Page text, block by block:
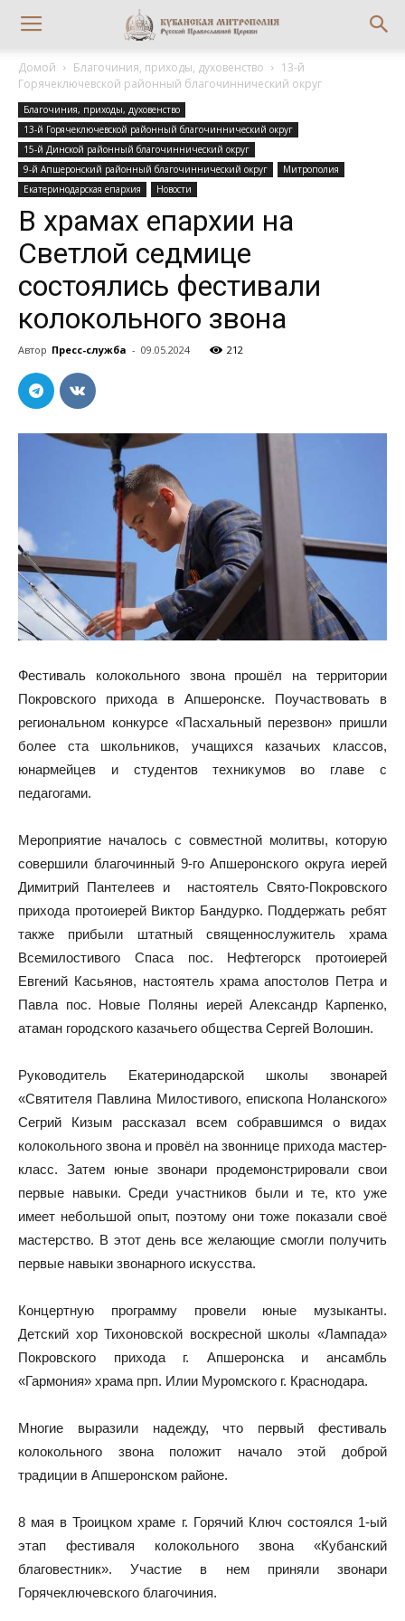
Домой Благочиния, приходы, духовенство
13-й
Горячеключевской районный благочиннический округ
Благочиния, приходы, духовенство
13-й Горячеключевской районный благочиннический округ
15-й Динской районный благочиннический округ
9-й Апшеронский районный благочиннический округ
Митрополия
Екатеринодарская епархия
Новости
В храмах епархии на
Светлой седмице
состоялись фестивали
колокольного звона
Автор Пресс-служба - 09.05.2024 212
Фестиваль колокольного звона прошёл на территории
Покровского прихода в Апшеронске. Поучаствовать в
региональном конкурсе «Пасхальный перезвон» пришли
более ста школьников, учащихся казачьих классов,
юнармейцев и студентов техникумов во главе с
педагогами.
Мероприятие началось с совместной молитвы, которую
совершили благочинный 9-го Апшеронского округа иерей
Димитрий Пантелеев и настоятель Свято-Покровского
прихода протоиерей Виктор Бандурко. Поддержать ребят
также прибыли штатный священнослужитель храма
Всемилостивого Спаса пос. Нефтегорск протоиерей
Евгений Касьянов, настоятель храма апостолов Петра и
Павла пос. Новые Поляны иерей Александр Карпенко,
атаман городского казачьего общества Сергей Волошин.
Руководитель Екатеринодарской школы звонарей
«Святителя Павлина Милостивого, епископа Ноланского»
Сегрий Кизым рассказал всем собравшимся о видах
колокольного звона и провёл на звоннице прихода мастер-
класс. Затем юные звонари продемонстрировали свои
первые навыки. Среди участников были и те, кто уже
имеет небольшой опыт, поэтому они тоже показали своё
мастерство. В этот день все желающие смогли получить
первые навыки звонарного искусства.
Концертную программу провели юные музыканты.
Детский хор Тихоновской воскресной школы «Лампада»
Покровского прихода г. Апшеронска и ансамбль
«Гармония» храма прп. Илии Муромского г. Краснодара.
Многие выразили надежду, что первый фестиваль
колокольного звона положит начало этой доброй
традиции в Апшеронском районе.
8 мая в Троицком храме г. Горячий Ключ состоялся 1-ый
этап фестиваля колокольного звона «Кубанский
благовестник». Участие в нем приняли звонари
Горячеключевского благочиния.